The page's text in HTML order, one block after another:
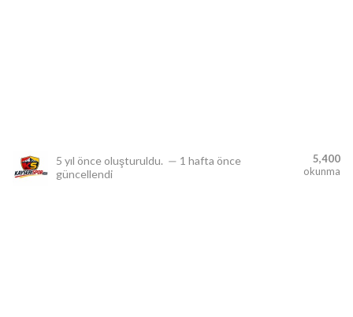
5 yıl önce oluşturuldu. — 1 hafta önce
güncellendi
5,400
okunma